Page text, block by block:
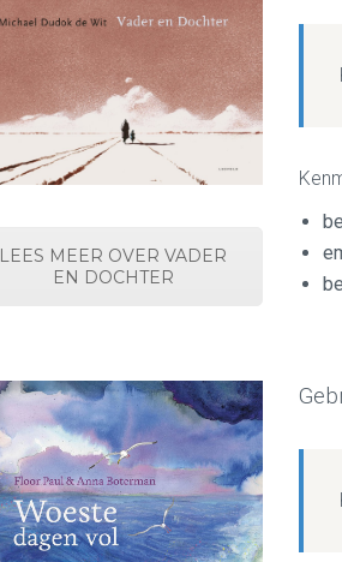
LEES MEER OVER VADER
EN DOCHTER